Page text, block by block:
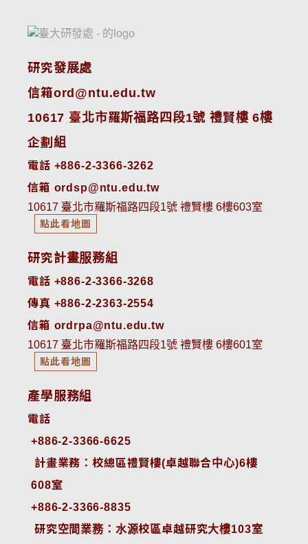
研究發展處
信箱ord@ntu.edu.tw
10617 臺北市羅斯福路四段1號 禮賢樓 6樓
企劃組
電話 +886-2-3366-3262
信箱 ordsp@ntu.edu.tw
10617 臺北市羅斯福路四段1號 禮賢樓 6樓603室
點此看地圖
研究計畫服務組
電話 +886-2-3366-3268
傳真 +886-2-2363-2554
信箱 ordrpa@ntu.edu.tw
10617 臺北市羅斯福路四段1號 禮賢樓 6樓601室
點此看地圖
產學服務組
電話
+886-2-3366-6625
計畫業務：校總區禮賢樓(卓越聯合中心)6樓
608室
+886-2-3366-8835
研究空間業務：水源校區卓越研究大樓103室